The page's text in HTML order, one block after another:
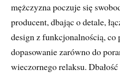
mężczyzna poczuje się
producent, dbając o detale,
design z funkcjonalnością, co
dopasowanie zarówno do
wieczornego relaksu.